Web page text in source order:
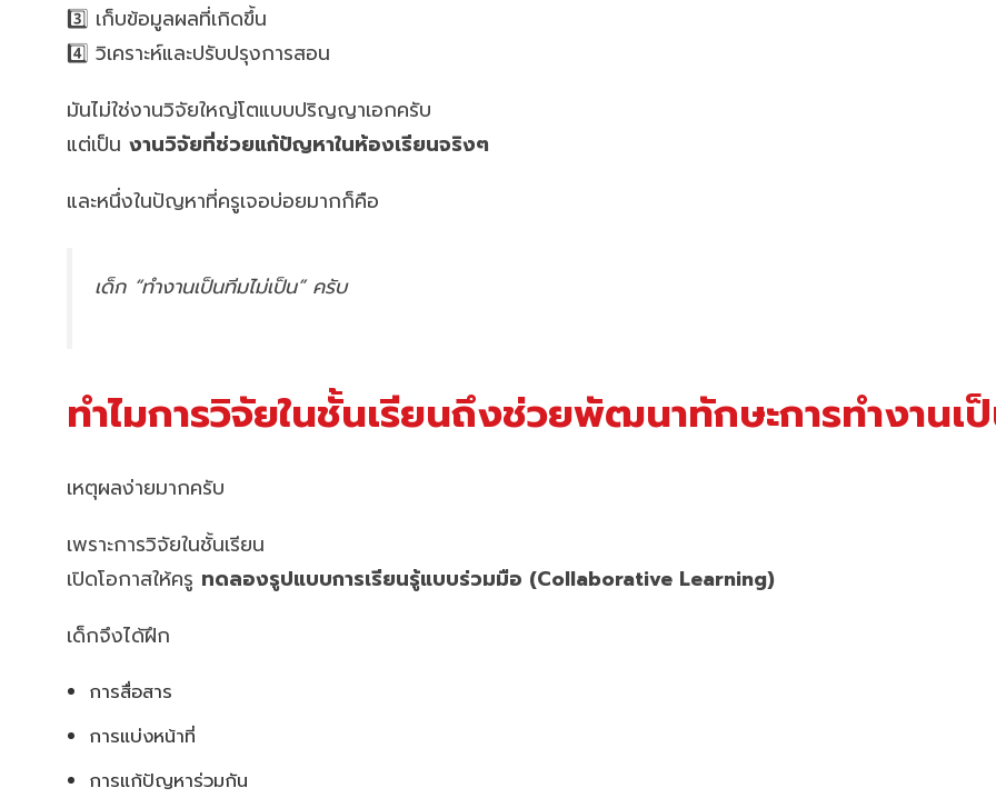
3️⃣ เก็บข้อมูลผลที่เกิดขึ้น
4️⃣ วิเคราะห์และปรับปรุงการสอน
มันไม่ใช่งานวิจัยใหญ่โตแบบปริญญาเอกครับ
แต่เป็น งานวิจัยที่ช่วยแก้ปัญหาในห้องเรียนจริงๆ
และหนึ่งในปัญหาที่ครูเจอบ่อยมากก็คือ
เด็ก “ทำงานเป็นทีมไม่เป็น” ครับ
ทำไมการวิจัยในชั้นเรียนถึงช่วยพัฒนาทักษะการทำงานเ
เหตุผลง่ายมากครับ
เพราะการวิจัยในชั้นเรียน
เปิดโอกาสให้ครู ทดลองรูปแบบการเรียนรู้แบบร่วมมือ (Collaborative Learning)
เด็กจึงได้ฝึก
การสื่อสาร
การแบ่งหน้าที่
การแก้ปัญหาร่วมกัน